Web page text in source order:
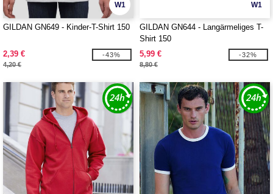
W1
GILDAN GN649 - Kinder-T-Shirt 150
2,39 €
4,20 €
-43%
W1
GILDAN GN644 - Langärmeliges T-
Shirt 150
5,99 €
8,80 €
-32%